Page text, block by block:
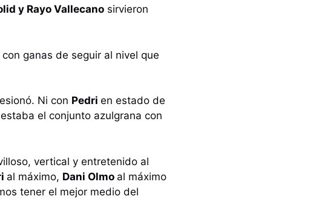
y Rayo Vallecano sirvieron
ganas de seguir al nivel que
Ni con Pedri en estado de
el conjunto azulgrana con
vertical y entretenido al
al máximo, Dani Olmo al máximo
tener el mejor medio del